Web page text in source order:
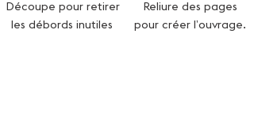
Découpe pour retirer
les débords inutiles
Reliure des pages
pour créer l’ouvrage.